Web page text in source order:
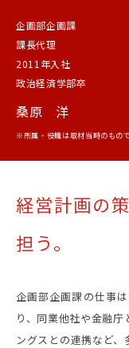
企画部企画課
課長代理
2011年入社
政治経済学部卒
桑原 洋
※所属・役職は取材当時のもので
経営計画の策
担う。
企画部企画課の仕事
り、同業他社や金融
ングスとの連携など